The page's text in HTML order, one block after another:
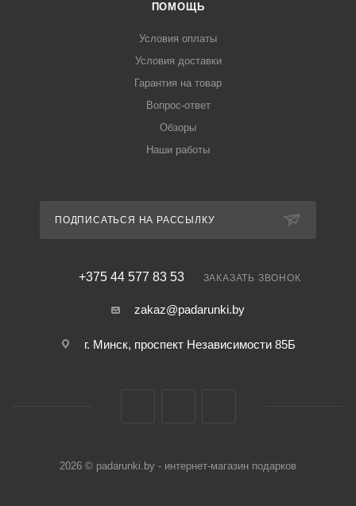
ПОМОЩЬ
Условия оплаты
Условия доставки
Гарантия на товар
Вопрос-ответ
Обзоры
Наши работы
ПОДПИСАТЬСЯ НА РАССЫЛКУ
+375 44 577 83 53 ЗАКАЗАТЬ ЗВОНОК
zakaz@padarunki.by
г. Минск, проспект Независимости 85Б
2026 © padarunki.by - интернет-магазин подарков